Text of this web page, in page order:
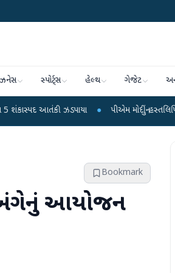
સ્પોર્ટ્સ હેલ્થ ગેજેટ
● પીએમ મોદીનું હસ્તલિખિત પોસ્ટકાર્ડ
Bookmark
અંગેનું આયોજન